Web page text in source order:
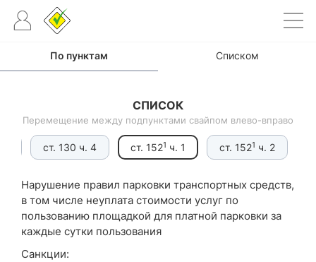
penalty_information
По пунктам Списком
СПИСОК
Перемещение между подпунктами свайпом влево-вправо
ст. 130 ч. 4 ст. 1521 ч. 1 ст. 1521 ч. 2
Нарушение правил парковки транспортных средств,
в том числе неуплата стоимости услуг по
пользованию площадкой для платной парковки за
каждые сутки пользования
Санкции: